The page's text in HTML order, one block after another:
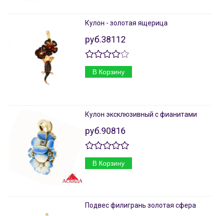
Кулон - золотая ящерица
руб.38112
В Корзину
Кулон эксклюзивный с фианитами
руб.90816
В Корзину
Подвес филигрань золотая сфера